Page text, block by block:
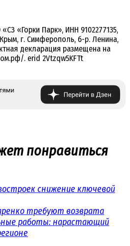
«Горки Парк», ИНН 9102277135,
Крым, г. Симферополь, б-р. Ленина,
декларация размещена на
. erid 2Vtzqw5KFTt
понравиться
снижение ключевой
требуют возврата
работы: нарастающий